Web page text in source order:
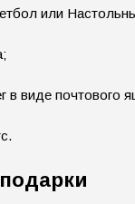
или
в виде почтового